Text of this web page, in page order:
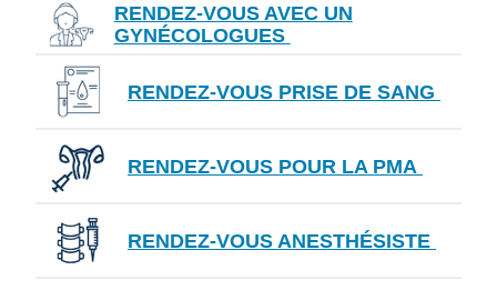
RENDEZ-VOUS AVEC UN
GYNÉCOLOGUES
RENDEZ-VOUS PRISE DE SANG
RENDEZ-VOUS POUR LA PMA
RENDEZ-VOUS ANESTHÉSISTE